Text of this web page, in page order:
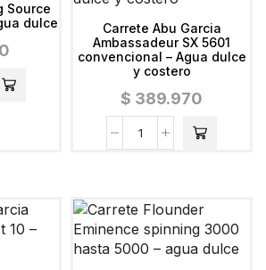
Source
dulce
Carrete Abu Garcia
Ambassadeur SX 5601
convencional – Agua dulce
y costero
$ 389.970